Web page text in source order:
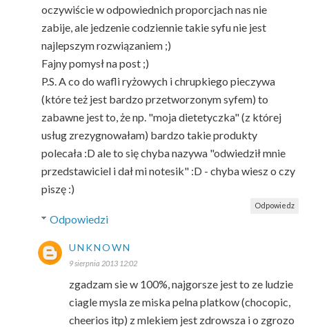
oczywiście w odpowiednich proporcjach nas nie
zabije, ale jedzenie codziennie takie syfu nie jest
najlepszym rozwiązaniem ;)
Fajny pomysł na post ;)
P.S. A co do wafli ryżowych i chrupkiego pieczywa
(które też jest bardzo przetworzonym syfem) to
zabawne jest to, że np. "moja dietetyczka" (z której
usług zrezygnowałam) bardzo takie produkty
polecała :D ale to się chyba nazywa "odwiedził mnie
przedstawiciel i dał mi notesik" :D - chyba wiesz o czy
piszę :)
Odpowiedz
Odpowiedzi
UNKNOWN
9 sierpnia 2013 12:02
zgadzam sie w 100%, najgorsze jest to ze ludzie
ciagle mysla ze miska pelna platkow (chocopic,
cheerios itp) z mlekiem jest zdrowsza i o zgrozo